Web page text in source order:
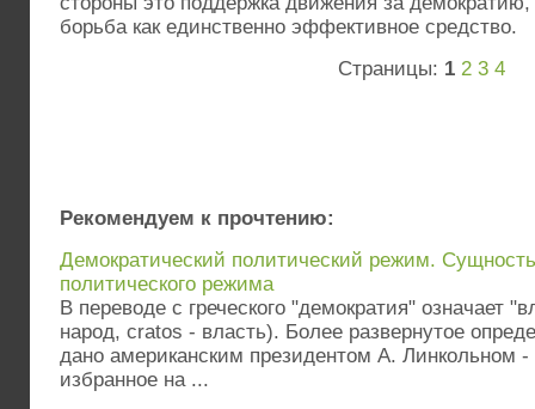
борьба как единственно эффективное средство.
Страницы: 1 2 3 4
Рекомендуем к прочтению:
Демократический политический режим. Сущность
политического режима
В переводе с греческого "демократия" означает
народ, cratos - власть). Более развернутое
дано американским президентом А. Линкольном -
избранное на ...